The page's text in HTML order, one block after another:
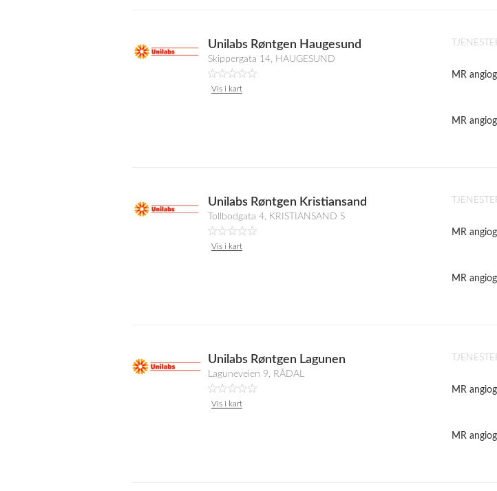
Unilabs Røntgen Haugesund
Skippergata 14, HAUGESUND
Vis i kart
MR
MR
Unilabs Røntgen Kristiansand
Tollbodgata 4, KRISTIANSAND S
Vis i kart
MR
MR
Unilabs Røntgen Lagunen
Laguneveien 9, RÅDAL
Vis i kart
MR
MR